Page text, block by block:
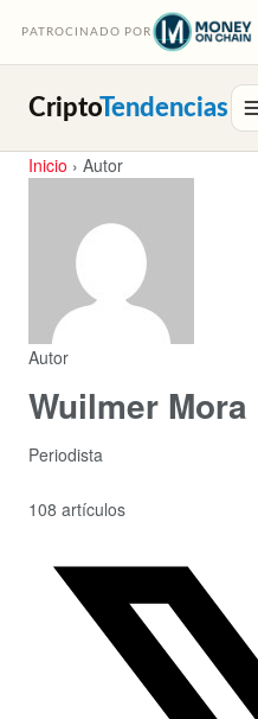
PATROCINADO POR
CriptoTendencias
Inicio › Autor
Autor
Wuilmer Mora
Periodista
108 artículos